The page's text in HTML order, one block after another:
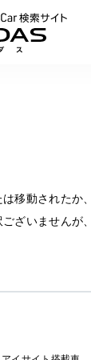
移動された
ざいませんが、